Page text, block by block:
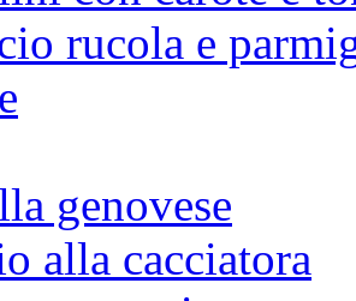
rucola e
genovese
alla cacciatora